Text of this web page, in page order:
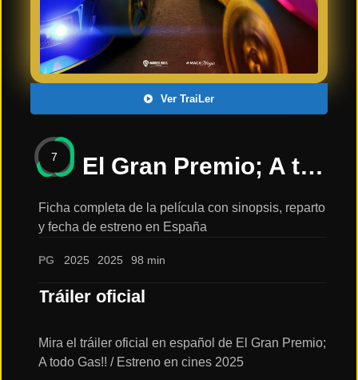
📺 VER
SERIES
PLATAFORMAS
Series
de TV y
Streaming
Plataformas
ESTRENOS
Ver TraiLer
7 El Gran Premio; A todo Gas!! / Estreno en cines 2025: sinopsis, reparto y tráiler
Ficha completa de la película con sinopsis, reparto
y fecha de estreno en España
PG 2025 2025 98 min
Tráiler oficial
Mira el tráiler oficial en español de El Gran Premio;
A todo Gas!! / Estreno en cines 2025